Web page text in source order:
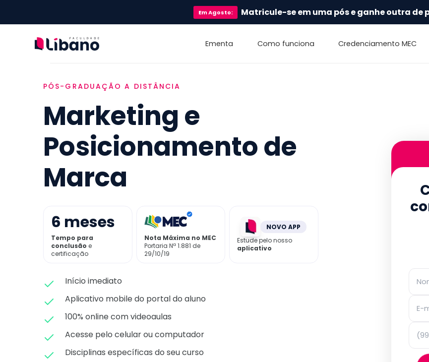
EmAgosto: Matricule-se em uma pós e ganhe outra de
Ementa Como funciona Credenciamento MEC
PÓS-GRADUAÇÃO A DISTÂNCIA
Marketing e
Posicionamento de
Marca
6 meses
Tempo para
conclusão e
certificação
Nota Máxima no MEC
Portaria Nª 1.881 de
29/10/19
NOVO APP
Estude pelo nosso
aplicativo
Início imediato
Aplicativo mobile do portal do aluno
100% online com videoaulas
Acesse pelo celular ou computador
Disciplinas específicas do seu curso